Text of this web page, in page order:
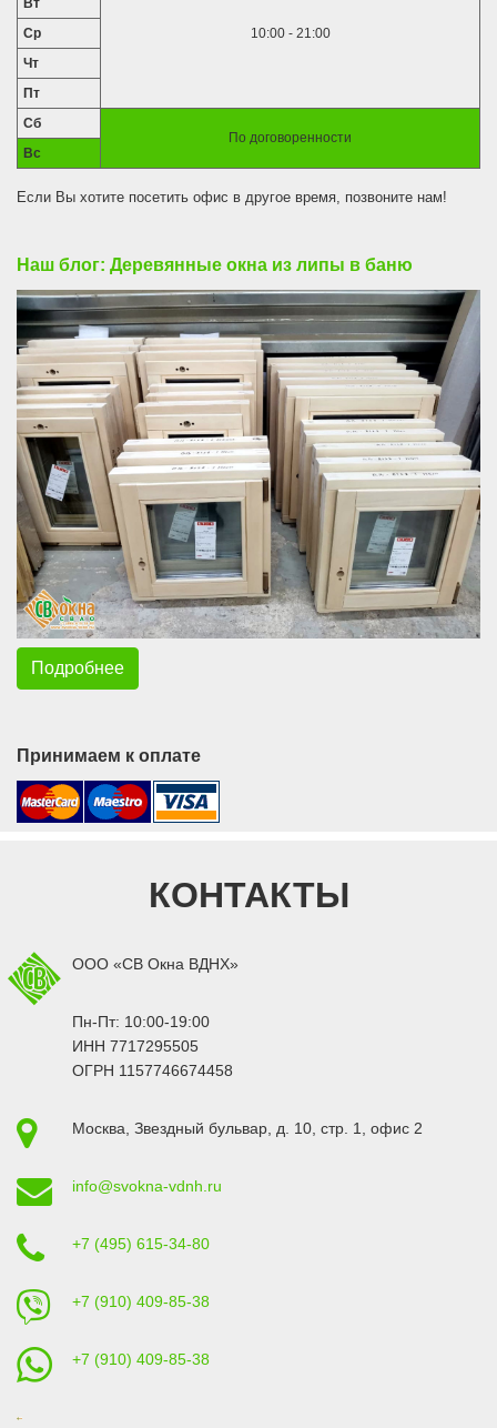
10:00 - 21:00
Вт
Ср
Чт
Пт
Сб
По договоренности
Вс
Если Вы хотите посетить офис в другое время, позвоните нам!
Наш блог: Деревянные окна из липы в баню
Подробнее
Принимаем к оплате
КОНТАКТЫ
ООО «СВ Окна ВДНХ»
Пн-Пт: 10:00-19:00
ИНН 7717295505
ОГРН 1157746674458
Москва Звездный бульвар, д. 10, стр. 1 , офис 2
info@svokna-vdnh.ru
+7 (495) 615-34-80
+7 (910) 409-85-38
+7 (910) 409-85-38